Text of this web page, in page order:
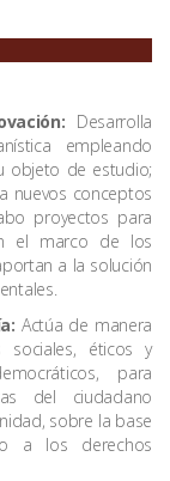
Desarrolla
empleando
objeto de estudio;
nuevos conceptos
proyectos para
el marco de los
a la solución
Actúa de manera
sociales, éticos y
para
del ciudadano
sobre la base
a los derechos